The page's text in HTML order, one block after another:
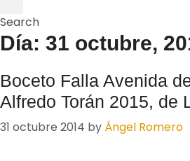
Search
Día: 31 octubre,
Boceto Falla Avenida
Alfredo Torán 2015, de
31 octubre 2014 by Ángel Romero